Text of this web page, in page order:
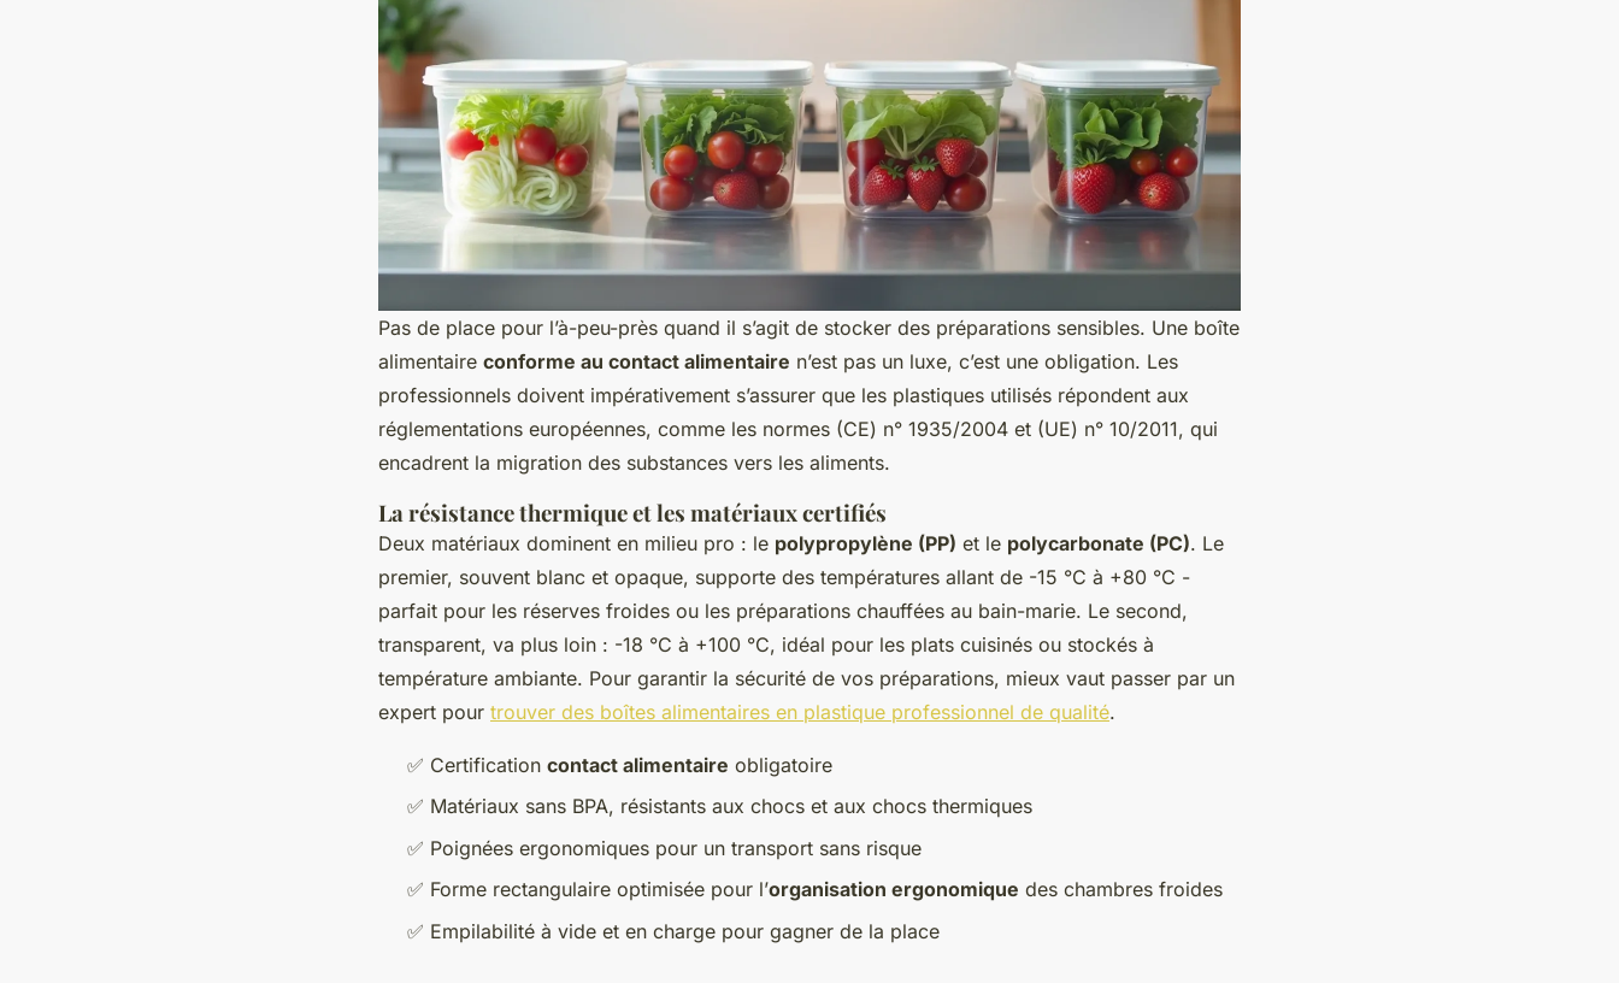
Pas de place pour l’à-peu-près quand il s’agit de stocker des préparations sensibles. Une boîte
alimentaire conforme au contact alimentaire n’est pas un luxe, c’est une obligation. Les
professionnels doivent impérativement s’assurer que les plastiques utilisés répondent aux
réglementations européennes, comme les normes (CE) n° 1935/2004 et (UE) n° 10/2011, qui
encadrent la migration des substances vers les aliments.
La résistance thermique et les matériaux certifiés
Deux matériaux dominent en milieu pro : le polypropylène (PP) et le polycarbonate (PC). Le
premier, souvent blanc et opaque, supporte des températures allant de -15 °C à +80 °C -
parfait pour les réserves froides ou les préparations chauffées au bain-marie. Le second,
transparent, va plus loin : -18 °C à +100 °C, idéal pour les plats cuisinés ou stockés à
température ambiante. Pour garantir la sécurité de vos préparations, mieux vaut passer par un
expert pour trouver des boîtes alimentaires en plastique professionnel de qualité.
✅ Certification contact alimentaire obligatoire
✅ Matériaux sans BPA, résistants aux chocs et aux chocs thermiques
✅ Poignées ergonomiques pour un transport sans risque
✅ Forme rectangulaire optimisée pour l’organisation ergonomique des chambres froides
✅ Empilabilité à vide et en charge pour gagner de la place